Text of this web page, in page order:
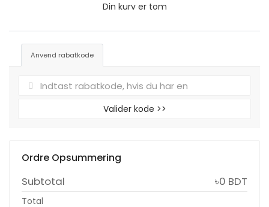
Din kurv er tom
Anvend rabatkode
Valider kode >>
Ordre Opsummering
Subtotal ৳0 BDT
Total